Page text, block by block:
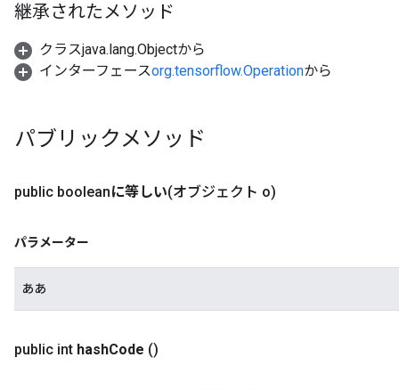
継承されたメソッド
クラスjava.lang.Objectから
インターフェースorg.tensorflow.Operationから
パブリックメソッド
public booleanに等しい(オブジェクト o)
パラメーター
ああ
public int hashCode ()